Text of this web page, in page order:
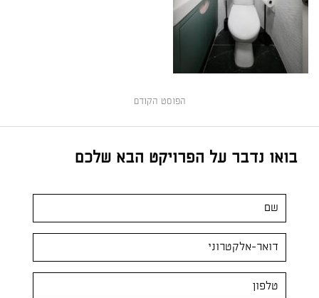
הפוסט הקודם
בואו נדבר על הפרויקט הבא שלכם